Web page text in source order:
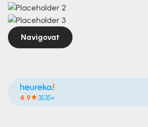
Navigovat
4.9 3535×